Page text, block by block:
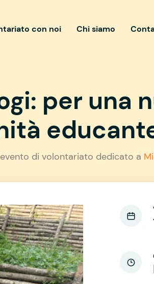
con noi Chi siamo
per una
di volontariato dedicato a